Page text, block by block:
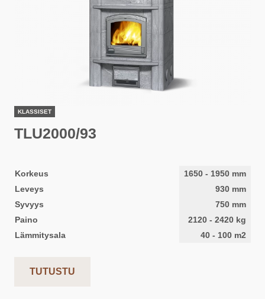
KLASSISET
TLU2000/93
Korkeus 1650 - 1950 mm
Leveys
930 mm
Syvyys
750 mm
Paino
2120 - 2420 kg
Lämmitysala
40 - 100 m2
TUTUSTU